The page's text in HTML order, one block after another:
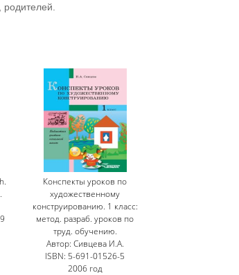
родителей.
Конспекты уроков по
художественному
конструированию. 1 класс:
метод. разраб. уроков по
труд. обучению.
Автор: Сивцева И.А.
ISBN: 5-691-01526-5
2006 год